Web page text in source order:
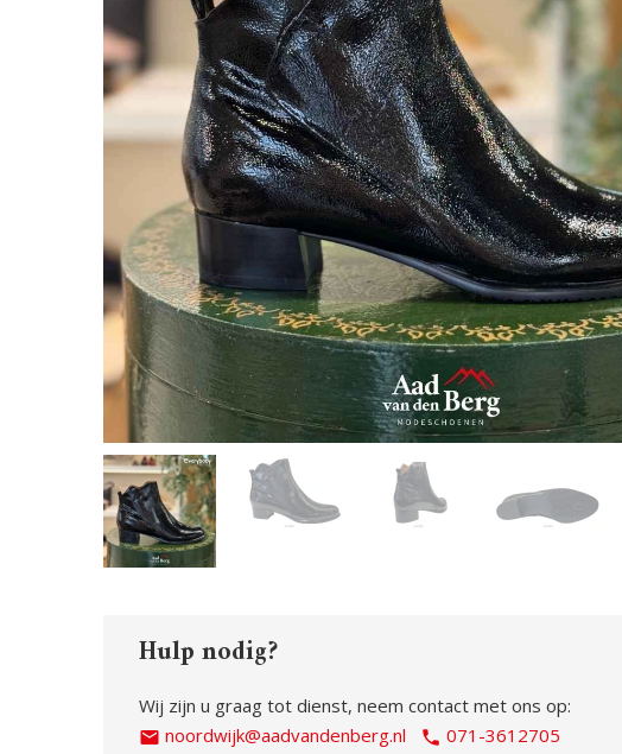
Hulp nodig?
Wij zijn u graag tot dienst, neem contact met ons op:
noordwijk@aadvandenberg.nl
071-3612705